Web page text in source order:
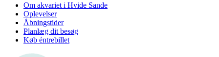
Om akvariet i Hvide Sande
Oplevelser
Åbningstider
Planlæg dit besøg
Køb éntrebillet